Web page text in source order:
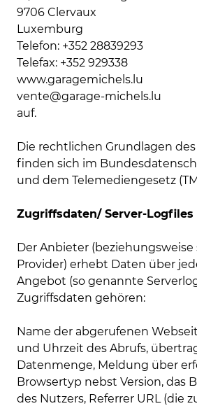
9706 Clervaux
Luxemburg
Telefon: +352 28839293
Telefax: +352 929338
www.garagemichels.lu
vente@garage-michels.lu
auf.
Die rechtlichen Grundlagen
finden sich im
und dem Telemediengesetz
Zugriffsdaten/ Server-Logfiles
Der Anbieter (beziehungsweise
Provider) erhebt Daten über
Angebot (so genannte
Zugriffsdaten gehören:
Name der abgerufenen
und Uhrzeit des Abrufs,
Datenmenge, Meldung über
Browsertyp nebst Version, das
des Nutzers, Referrer URL (die